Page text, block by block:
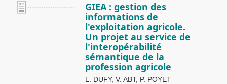
GIEA : gestion des
informations de
l'exploitation agricole.
Un projet au service de
l'interopérabilité
sémantique de la
profession agricole
L. DUFY, V. ABT, P. POYET